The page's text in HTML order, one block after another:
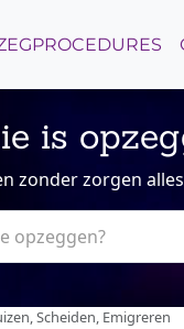
is
zonder zorgen
Scheiden, Emigreren